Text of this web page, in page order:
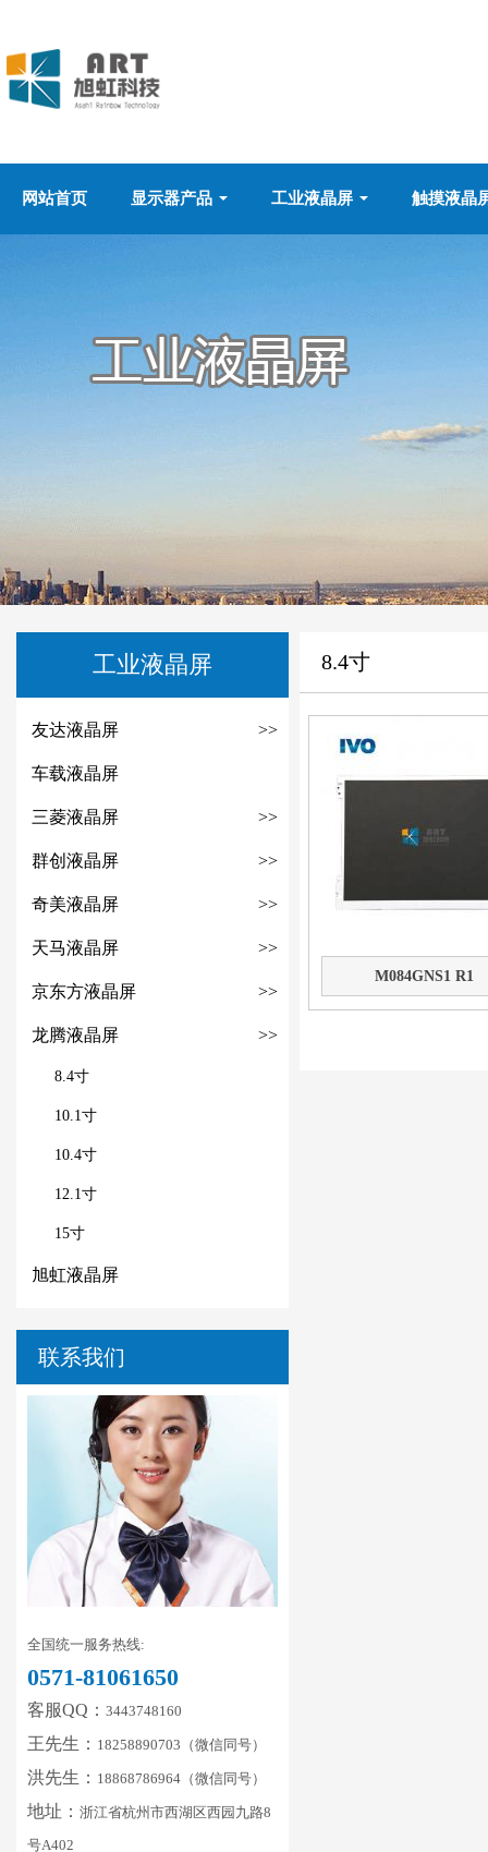
网站首页 显示器产品 工业液晶屏 触摸液晶
工业液晶屏
友达液晶屏 >>
车载液晶屏
三菱液晶屏 >>
群创液晶屏 >>
奇美液晶屏 >>
天马液晶屏 >>
京东方液晶屏 >>
龙腾液晶屏 >>
8.4寸
10.1寸
10.4寸
12.1寸
15寸
旭虹液晶屏
联系我们
全国统一服务热线:
0571-81061650
客服QQ： 3443748160
王先生： 18258890703（微信同号）
洪先生： 18868786964（微信同号）
地址： 浙江省杭州市西湖区西园九路8
号A402
8.4寸
M084GNS1 R1